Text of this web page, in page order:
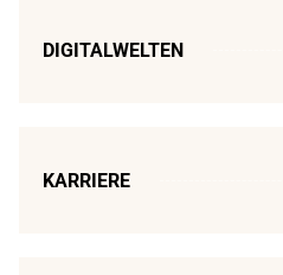
DIGITALWELTEN
KARRIERE